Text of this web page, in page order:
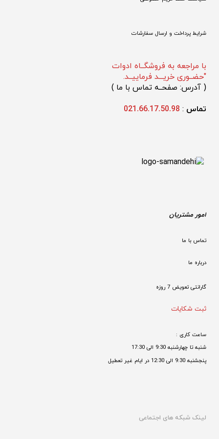
شرایط پرداخت و ارسال سفارشات
با مراجعه به فروشگــاه ادوات
"حضــوری خریـــد فرماییــد.
( آدرس: صفحــه تماس با ما )
تماس :
021.66.17.50.98
امور مشتریان
تماس با ما
درباره ما
گارانتی تعویض 7 روزه
ثبت شکایات
ساعت کاری :
شنبه تا چهارشنبه 9:30 الی 17:30
پنجشنبه 9:30 الی 12:30 در ایام غیر تعطیل
لینک شبکه های اجتماعی